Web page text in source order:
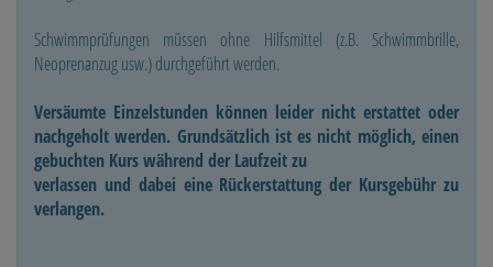
Schwimmprüfungen müssen ohne Hilfsmittel (z.B. Schwimmbrille,
Neoprenanzug usw.) durchgeführt werden.
Versäumte Einzelstunden können leider nicht erstattet oder
nachgeholt werden. Grundsätzlich ist es nicht möglich, einen
gebuchten Kurs während der Laufzeit zu
verlassen und dabei eine Rückerstattung der Kursgebühr zu
verlangen.